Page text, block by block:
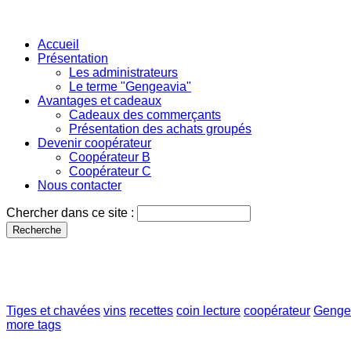
Accueil
Présentation
Les administrateurs
Le terme "Gengeavia"
Avantages et cadeaux
Cadeaux des commerçants
Présentation des achats groupés
Devenir coopérateur
Coopérateur B
Coopérateur C
Nous contacter
Chercher dans ce site :
Tiges et chavées vins recettes coin lecture coopérateur
more tags